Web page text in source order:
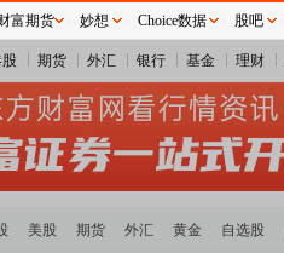
期货 外汇 银行 基金 理财
美股 期货 外汇 黄金 自选股
富期货 妙想 Choice数据 股吧